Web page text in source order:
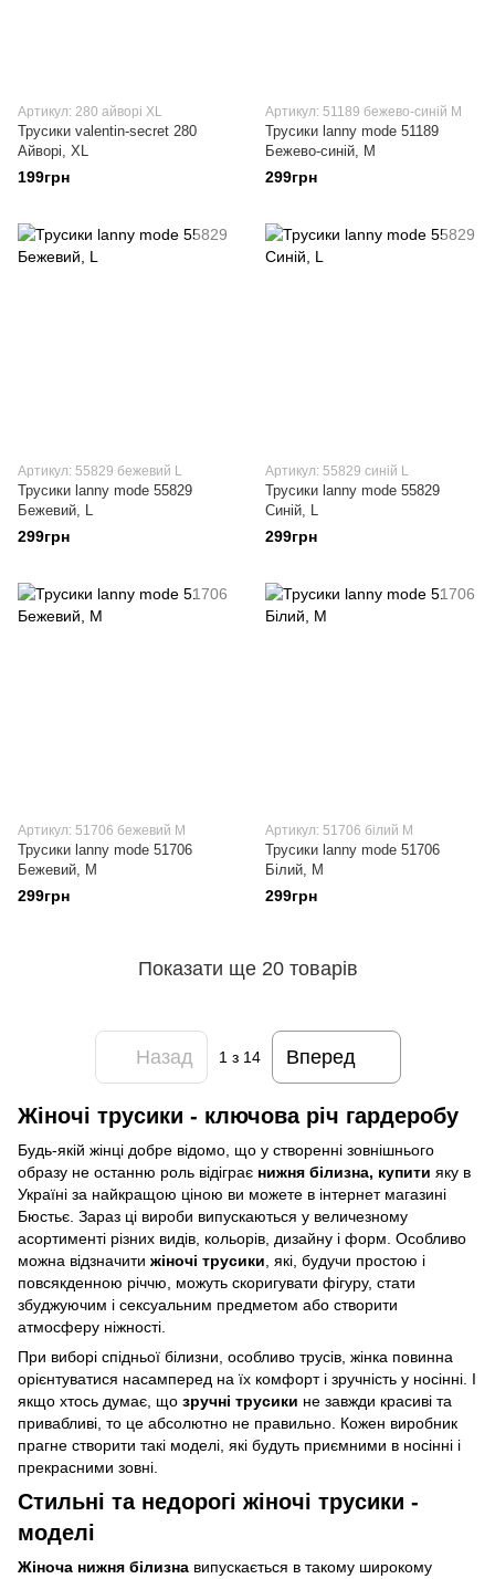
Артикул: 280 айворі XL
Трусики valentin-secret 280
Айворі, XL
199грн
Артикул: 51189 бежево-синій M
Трусики lanny mode 51189
Бежево-синій, M
299грн
Артикул: 55829 бежевий L
Трусики lanny mode 55829
Бежевий, L
299грн
Артикул: 55829 синій L
Трусики lanny mode 55829
Синій, L
299грн
Артикул: 51706 бежевий M
Трусики lanny mode 51706
Бежевий, M
299грн
Артикул: 51706 білий M
Трусики lanny mode 51706
Білий, M
299грн
Показати ще 20 товарів
Назад 1 з 14 Вперед
Жіночі трусики - ключова річ гардеробу
Будь-якій жінці добре відомо, що у створенні зовнішнього
образу не останню роль відіграє нижня білизна, купити яку в
Україні за найкращою ціною ви можете в інтернет магазині
Бюстьє. Зараз ці вироби випускаються у величезному
асортименті різних видів, кольорів, дизайну і форм. Особливо
можна відзначити жіночі трусики , які, будучи простою і
повсякденною річчю, можуть скоригувати фігуру, стати
збуджуючим і сексуальним предметом або створити
атмосферу ніжності.
При виборі спідньої білизни, особливо трусів, жінка повинна
орієнтуватися насамперед на їх комфорт і зручність у носінні. І
якщо хтось думає, що зручні трусики не завжди красиві та
привабливі, то це абсолютно не правильно. Кожен виробник
прагне створити такі моделі, які будуть приємними в носінні і
прекрасними зовні.
Стильні та недорогі жіночі трусики -
моделі
Жіноча нижня білизна випускається в такому широкому